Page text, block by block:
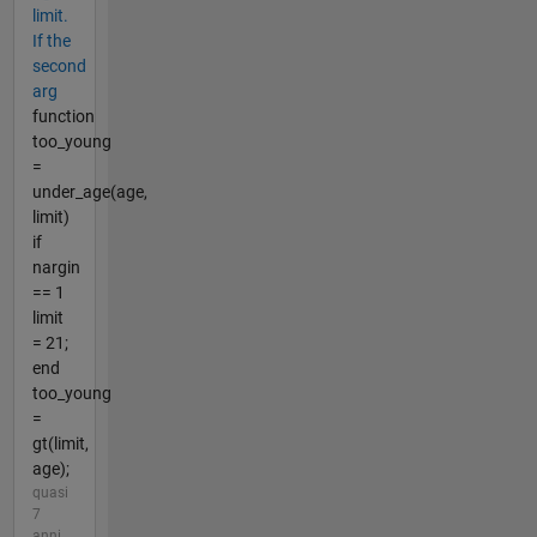
limit.
If the
second
arg
function
too_young
=
under_age(age,
limit)
if
nargin
== 1
limit
= 21;
end
too_young
=
gt(limit,
age);
quasi
7